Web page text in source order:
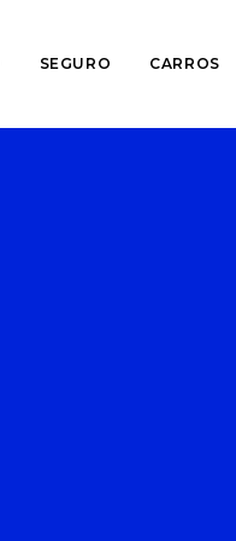
SEGURO CARROS